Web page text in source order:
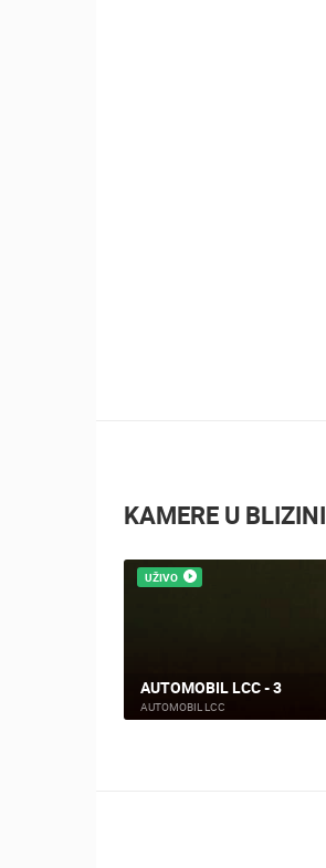
KAMERE U BLIZINI
UŽIVO
AUTOMOBIL LCC - 3
AUTOMOBIL LCC